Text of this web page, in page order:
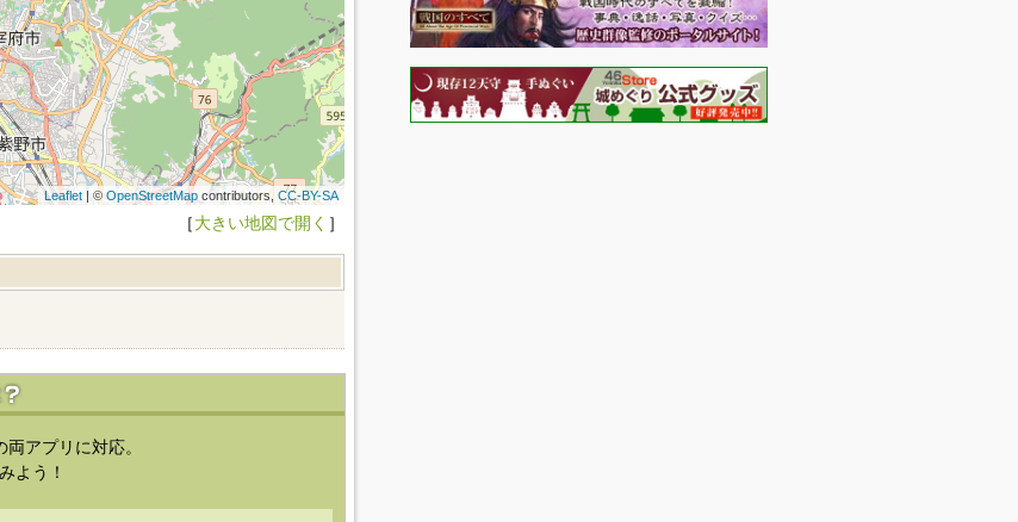
Leaflet| © OpenStreetMapcontributors, CC-BY-SA
［大きい地図で開く ］
アプリに対応。
よう！